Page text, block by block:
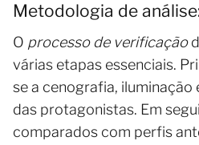
Metodologia de
O processo de verificação
várias etapas essenciais.
se a cenografia, iluminação
das protagonistas. Em
comparados com perfis